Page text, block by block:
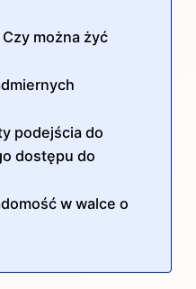
można żyć
podejścia do
dostępu do
w walce o